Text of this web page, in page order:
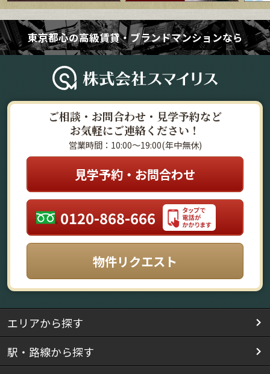
東京都心の高級賃貸・ブランドマンションなら
ご相談・お問合わせ・見学予約など
お気軽にご連絡ください！
営業時間：10:00～19:00(年中無休)
見学予約・お問合わせ
0120-868-666
物件リクエスト
エリアから探す
駅・路線から探す